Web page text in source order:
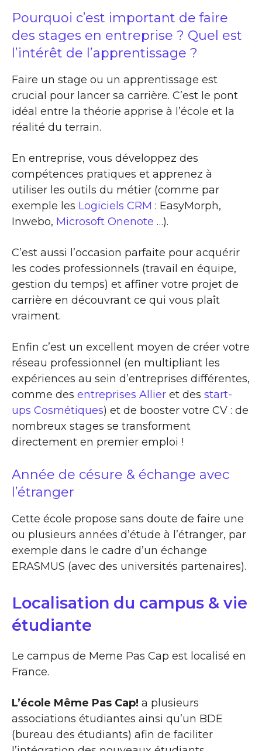
Pourquoi c’est important de faire
des stages en entreprise ? Quel est
l’intérêt de l’apprentissage ?
Faire un stage ou un apprentissage est
crucial pour lancer sa carrière. C’est le pont
idéal entre la théorie apprise à l’école et la
réalité du terrain.
En entreprise, vous développez des
compétences pratiques et apprenez à
utiliser les outils du métier (comme par
exemple les Logiciels CRM : EasyMorph,
Inwebo, Microsoft Onenote …).
C’est aussi l’occasion parfaite pour acquérir
les codes professionnels (travail en équipe,
gestion du temps) et affiner votre projet de
carrière en découvrant ce qui vous plaît
vraiment.
Enfin c’est un excellent moyen de créer votre
réseau professionnel (en multipliant les
expériences au sein d’entreprises différentes,
comme des entreprises Allier et des start-
ups Cosmétiques) et de booster votre CV : de
nombreux stages se transforment
directement en premier emploi !
Année de césure & échange avec
l’étranger
Cette école propose sans doute de faire une
ou plusieurs années d’étude à l’étranger, par
exemple dans le cadre d’un échange
ERASMUS (avec des universités partenaires).
Localisation du campus & vie
étudiante
Le campus de Meme Pas Cap est localisé en
France.
L’école Même Pas Cap! a plusieurs
associations étudiantes ainsi qu’un BDE
(bureau des étudiants) afin de faciliter